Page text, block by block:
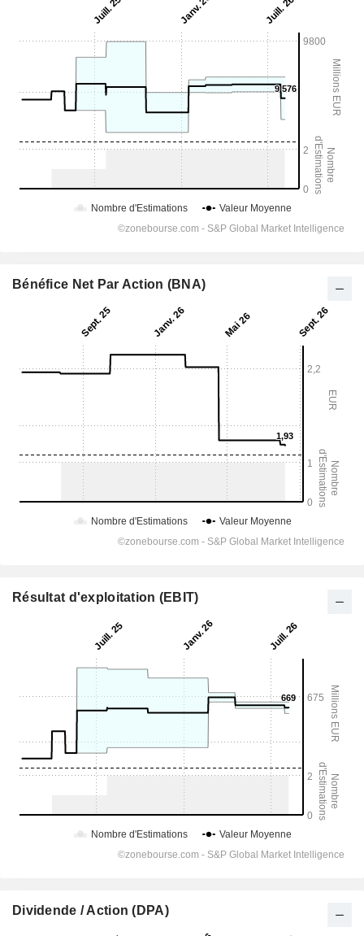
Bénéfice Net Par Action (BNA)
Résultat d'exploitation (EBIT)
Dividende / Action (DPA)